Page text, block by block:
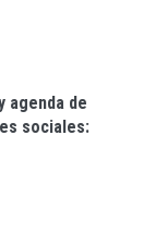
agenda de
sociales: